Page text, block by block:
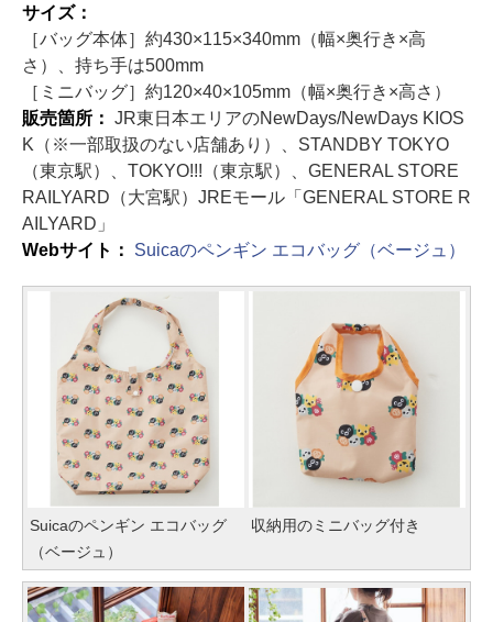
サイズ：
［バッグ本体］約430×115×340mm（幅×奥行き×高
さ）、持ち手は500mm
［ミニバッグ］約120×40×105mm（幅×奥行き×高さ）
販売箇所： JR東日本エリアのNewDays/NewDays KIOS
K（※一部取扱のない店舗あり）、STANDBY TOKYO
（東京駅）、TOKYO!!!（東京駅）、GENERAL STORE
RAILYARD（大宮駅）JREモール「GENERAL STORE R
AILYARD」
Webサイト： Suicaのペンギン エコバッグ（ベージュ）
Suicaのペンギン エコバッグ
（ベージュ）
収納用のミニバッグ付き